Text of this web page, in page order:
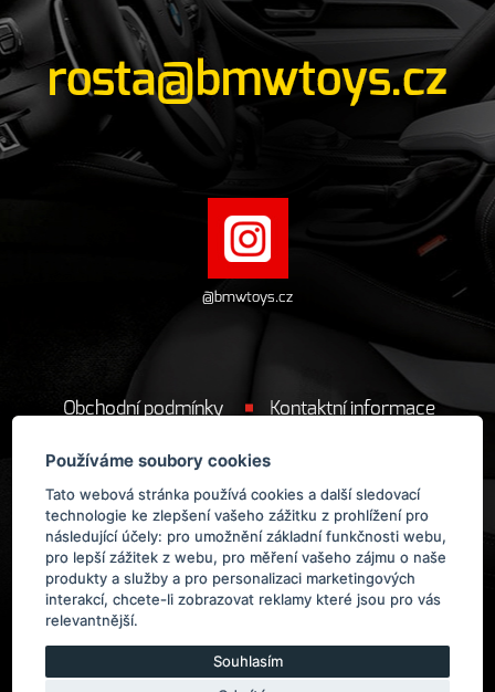
Používáme soubory cookies
Tato webová stránka používá cookies a další sledovací
technologie ke zlepšení vašeho zážitku z prohlížení pro
následující účely: pro umožnění základní funkčnosti webu,
pro lepší zážitek z webu, pro měření vašeho zájmu o naše
produkty a služby a pro personalizaci marketingových
interakcí,chcete-li zobrazovat reklamy které jsou pro vás
relevantnější.
Souhlasím
rosta@bmwtoys.cz
@bmwtoys.cz
Obchodní podmínky Kontaktní informace
Cookie
Provozovatelem obchodu BMWToys.cz jeManoloDesign s.r.o.